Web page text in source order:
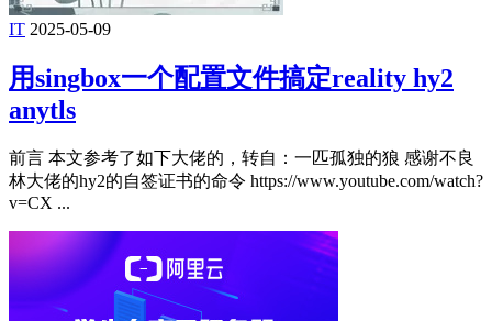
IT 2025-05-09
用singbox一个配置文件搞定reality hy2
anytls
前言 本文参考了如下大佬的，转自：一匹孤独的狼 感谢不良
林大佬的hy2的自签证书的命令 https://www.youtube.com/watch?
v=CX ...